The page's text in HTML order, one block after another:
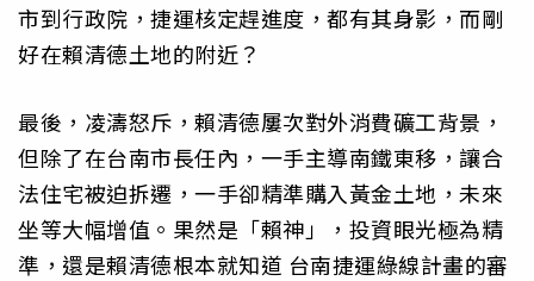
市到行政院，捷運核定趕進度，都有其身影，而剛
好在賴清德土地的附近？
最後，凌濤怒斥，賴清德屢次對外消費礦工背景，
但除了在台南市長任內，一手主導南鐵東移，讓合
法住宅被迫拆遷，一手卻精準購入黃金土地，未來
坐等大幅增值。果然是「賴神」，投資眼光極為精
準，還是賴清德根本就知道 台南捷運綠線計畫的審